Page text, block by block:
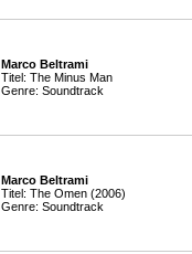
Marco Beltrami
Titel: The Minus Man
Genre: Soundtrack
Marco Beltrami
Titel: The Omen (2006)
Genre: Soundtrack